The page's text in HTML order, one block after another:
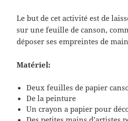
Le but de cet activité est de
sur une feuille de canson,
déposer ses empreintes de
Matériel:
Deux feuilles de papier
De la peinture
Un crayon a papier pour